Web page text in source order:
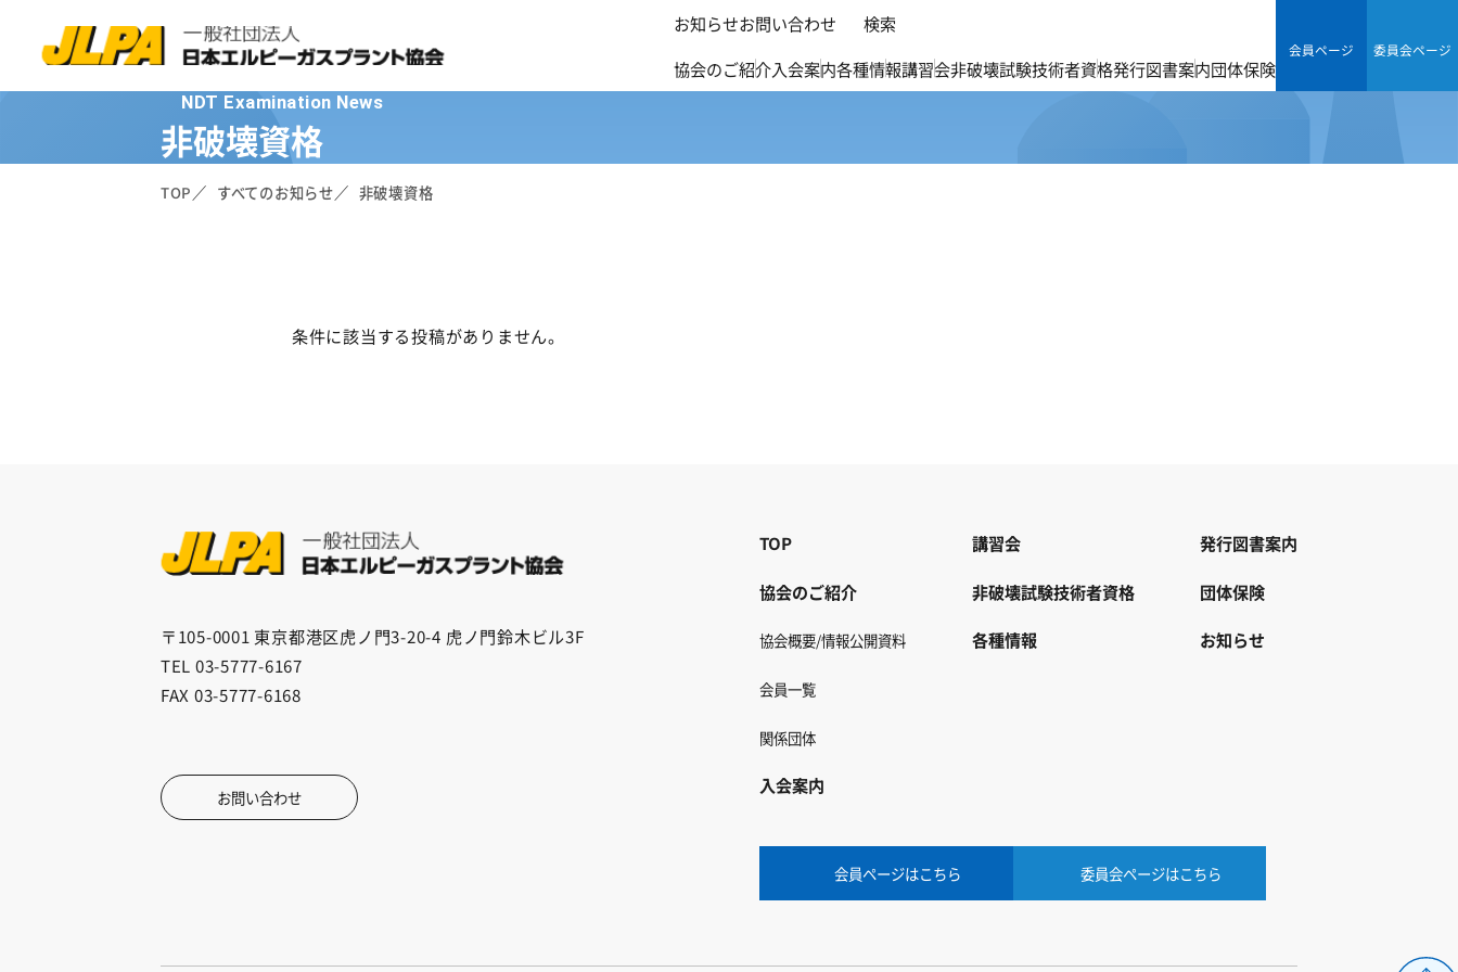
お知らせお問い合わせ
検索
協会のご紹介入会案内各種情報講習会非破壊試験技術者資格発行図書案内団体保険
会員ページ 委員会ページ
NDT Examination News
非破壊資格
TOP すべてのお知らせ 非破壊資格
条件に該当する投稿がありません。
〒105-0001 東京都港区虎ノ門3-20-4 虎ノ門鈴木ビル3F
TEL 03-5777-6167
FAX 03-5777-6168
お問い合わせ
TOP
協会のご紹介
協会概要/情報公開資料
会員一覧
関係団体
入会案内
講習会
非破壊試験技術者資格
各種情報
発行図書案内
団体保険
お知らせ
会員ページはこちら 委員会ページはこちら